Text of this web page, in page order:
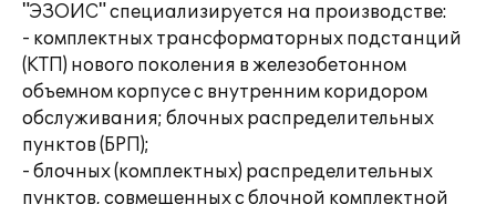
"ЭЗОИС" специализируется на производстве:
- комплектных трансформаторных подстанций
(КТП) нового поколения в железобетонном
объемном корпусе с внутренним коридором
обслуживания; блочных распределительных
пунктов (БРП);
- блочных (комплектных) распределительных
пунктов, совмещенных с блочной комплектной